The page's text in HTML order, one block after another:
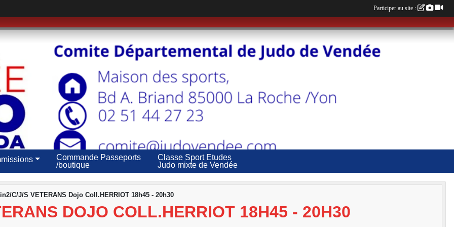
Commande Passeports
/boutique
Classe Sport Etudes
Judo mixte de Vendée
C/J/S VETERANS Dojo Coll.HERRIOT 18h45 - 20h30
DOJO COLL.HERRIOT 18H45 - 20H30
Participer au site :